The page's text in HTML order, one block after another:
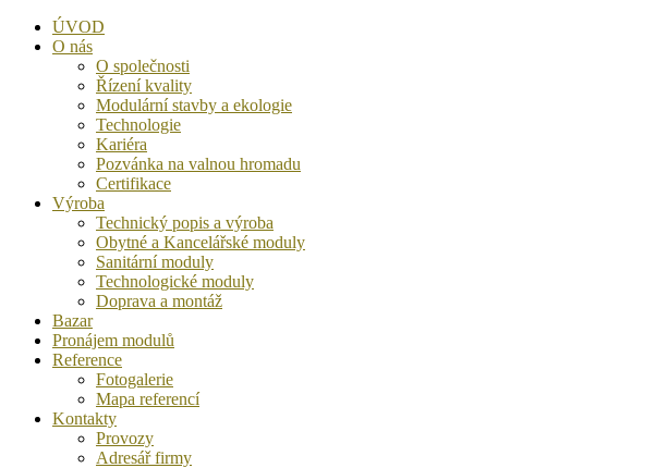
ÚVOD
O nás
O společnosti
Řízení kvality
Modulární stavby a ekologie
Technologie
Kariéra
Pozvánka na valnou hromadu
Certifikace
Výroba
Technický popis a výroba
Obytné a Kancelářské moduly
Sanitární moduly
Technologické moduly
Doprava a montáž
Bazar
Pronájem modulů
Reference
Fotogalerie
Mapa referencí
Kontakty
Provozy
Adresář firmy